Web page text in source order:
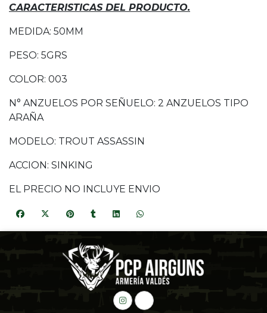
CARACTERISTICAS DEL PRODUCTO.
MEDIDA: 50MM
PESO: 5GRS
COLOR: 003
N° ANZUELOS POR SEÑUELO: 2 ANZUELOS TIPO
ARAÑA
MODELO: TROUT ASSASSIN
ACCION: SINKING
EL PRECIO NO INCLUYE ENVIO